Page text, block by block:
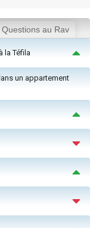
Questions au Rav
la Téfila
un appartement